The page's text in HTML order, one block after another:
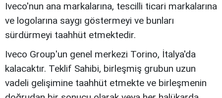
Iveco'nun ana markalarına, tescilli ticari markalarına
ve logolarına saygı göstermeyi ve bunları
sürdürmeyi taahhüt etmektedir.
Iveco Group'un genel merkezi Torino, İtalya'da
kalacaktır. Teklif Sahibi, birleşmiş grubun uzun
vadeli gelişimine taahhüt etmekte ve birleşmenin